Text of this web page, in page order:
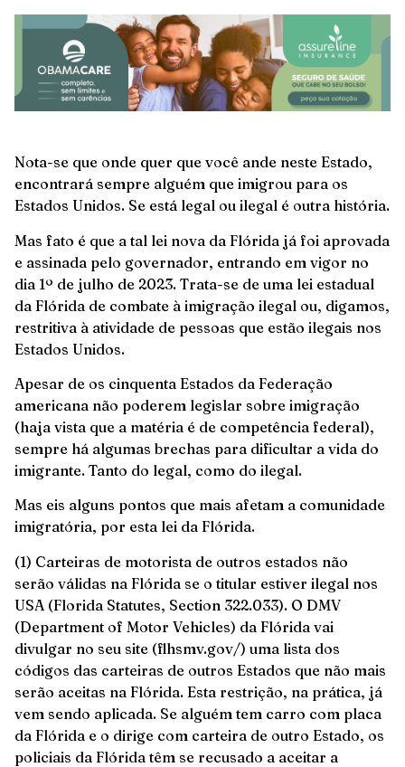
Nota-se que onde quer que você ande neste Estado,
encontrará sempre alguém que imigrou para os
Estados Unidos. Se está legal ou ilegal é outra história.
Mas fato é que a tal lei nova da Flórida já foi aprovada
e assinada pelo governador, entrando em vigor no
dia 1º de julho de 2023. Trata-se de uma lei estadual
da Flórida de combate à imigração ilegal ou, digamos,
restritiva à atividade de pessoas que estão ilegais nos
Estados Unidos.
Apesar de os cinquenta Estados da Federação
americana não poderem legislar sobre imigração
(haja vista que a matéria é de competência federal),
sempre há algumas brechas para dificultar a vida do
imigrante. Tanto do legal, como do ilegal.
Mas eis alguns pontos que mais afetam a comunidade
imigratória, por esta lei da Flórida.
(1) Carteiras de motorista de outros estados não
serão válidas na Flórida se o titular estiver ilegal nos
USA (Florida Statutes, Section 322.033). O DMV
(Department of Motor Vehicles) da Flórida vai
divulgar no seu site (flhsmv.gov/) uma lista dos
códigos das carteiras de outros Estados que não mais
serão aceitas na Flórida. Esta restrição, na prática, já
vem sendo aplicada. Se alguém tem carro com placa
da Flórida e o dirige com carteira de outro Estado, os
policiais da Flórida têm se recusado a aceitar a